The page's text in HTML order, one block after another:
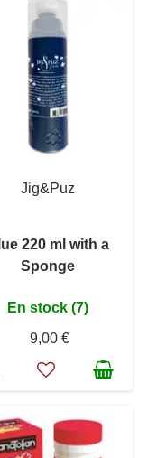
Jig&Puz
220 ml with a
Sponge
En stock (7)
9,00 €